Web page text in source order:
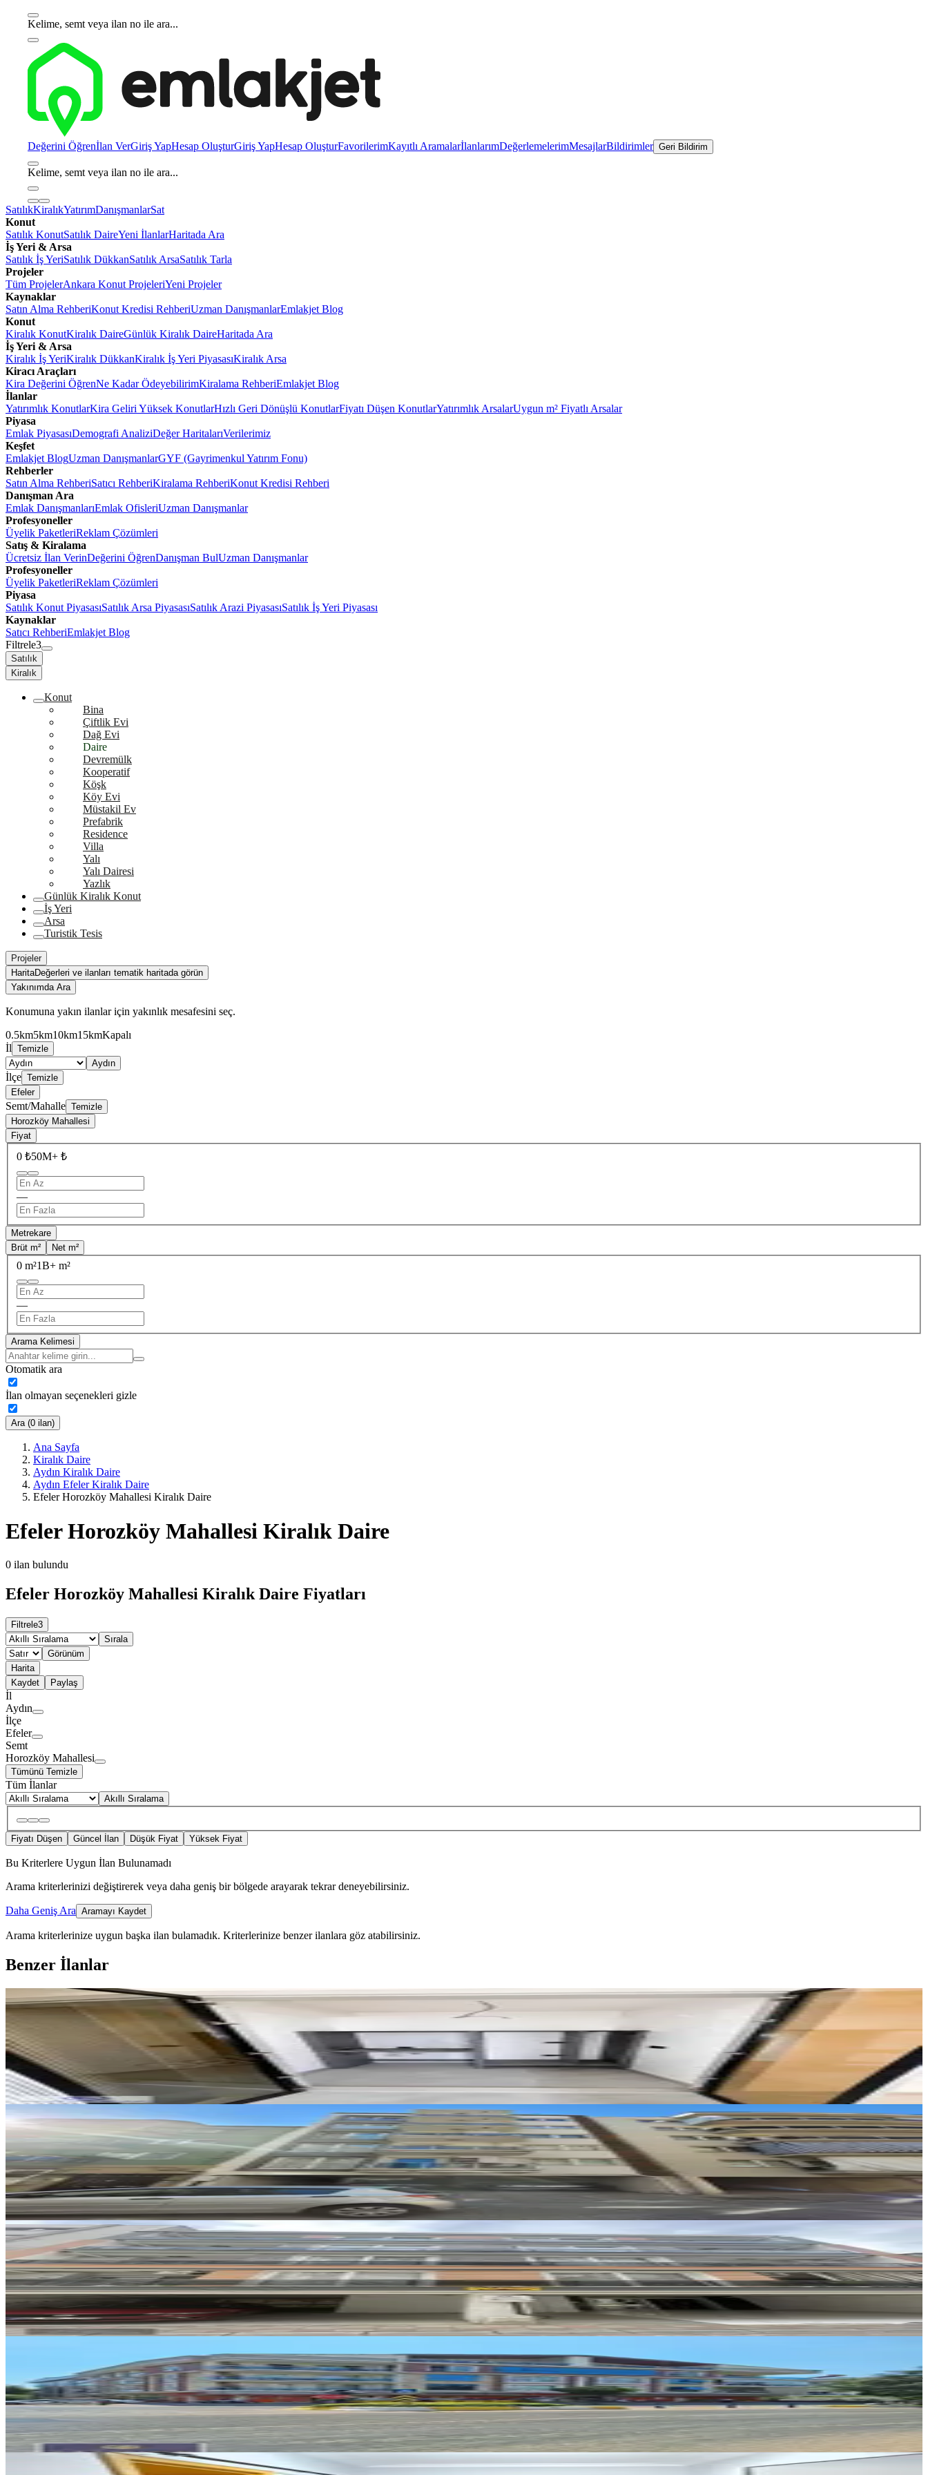
Kelime, semt veya ilan no ile ara...
Değerini Öğrenİlan VerGiriş YapHesap OluşturGiriş YapHesap OluşturFavorilerimKayıtlı AramalarİlanlarımDeğerlemelerimMesajlarBildirimler Geri Bildirim
Kelime, semt veya ilan no ile ara...
SatılıkKiralıkYatırımDanışmanlarSat
Konut
Satılık KonutSatılık DaireYeni İlanlarHaritada Ara
İş Yeri & Arsa
Satılık İş YeriSatılık DükkanSatılık ArsaSatılık Tarla
Projeler
Tüm ProjelerAnkara Konut ProjeleriYeni Projeler
Kaynaklar
Satın Alma RehberiKonut Kredisi RehberiUzman DanışmanlarEmlakjet Blog
Konut
Kiralık KonutKiralık DaireGünlük Kiralık DaireHaritada Ara
İş Yeri & Arsa
Kiralık İş YeriKiralık DükkanKiralık İş Yeri PiyasasıKiralık Arsa
Kiracı Araçları
Kira Değerini ÖğrenNe Kadar ÖdeyebilirimKiralama RehberiEmlakjet Blog
İlanlar
Yatırımlık KonutlarKira Geliri Yüksek KonutlarHızlı Geri Dönüşlü KonutlarFiyatı Düşen KonutlarYatırımlık ArsalarUygun m² Fiyatlı Arsalar
Piyasa
Emlak PiyasasıDemografi AnaliziDeğer HaritalarıVerilerimiz
Keşfet
Emlakjet BlogUzman DanışmanlarGYF (Gayrimenkul Yatırım Fonu)
Rehberler
Satın Alma RehberiSatıcı RehberiKiralama RehberiKonut Kredisi Rehberi
Danışman Ara
Emlak DanışmanlarıEmlak OfisleriUzman Danışmanlar
Profesyoneller
Üyelik PaketleriReklam Çözümleri
Satış & Kiralama
Ücretsiz İlan VerinDeğerini ÖğrenDanışman BulUzman Danışmanlar
Profesyoneller
Üyelik PaketleriReklam Çözümleri
Piyasa
Satılık Konut PiyasasıSatılık Arsa PiyasasıSatılık Arazi PiyasasıSatılık İş Yeri Piyasası
Kaynaklar
Satıcı RehberiEmlakjet Blog
Filtrele3
Satılık
Kiralık
Konut
Bina
Çiftlik Evi
Dağ Evi
Daire
Devremülk
Kooperatif
Köşk
Köy Evi
Müstakil Ev
Prefabrik
Residence
Villa
Yalı
Yalı Dairesi
Yazlık
Günlük Kiralık Konut
İş Yeri
Arsa
Turistik Tesis
Projeler
HaritaDeğerleri ve ilanları tematik haritada görün
Yakınımda Ara
Konumuna yakın ilanlar için yakınlık mesafesini seç.
0.5km5km10km15kmKapalı
İl Temizle
Aydın
İlçe Temizle
Efeler
Semt/Mahalle Temizle
Horozköy Mahallesi
Fiyat
0 ₺50M+ ₺
—
Metrekare
Brüt m²
Net m²
0 m²1B+ m²
—
Arama Kelimesi
Otomatik ara
İlan olmayan seçenekleri gizle
Ara (0 ilan)
Ana Sayfa
Kiralık Daire
Aydın Kiralık Daire
Aydın Efeler Kiralık Daire
Efeler Horozköy Mahallesi Kiralık Daire
Efeler Horozköy Mahallesi Kiralık Daire
0 ilan bulundu
Efeler Horozköy Mahallesi Kiralık Daire Fiyatları
Filtrele3
Sırala
Görünüm
Harita
Kaydet
Paylaş
İl
Aydın
İlçe
Efeler
Semt
Horozköy Mahallesi
Tümünü Temizle
Tüm İlanlar
Akıllı Sıralama
Fiyatı Düşen Güncel İlan Düşük Fiyat Yüksek Fiyat
Bu Kriterlere Uygun İlan Bulunamadı
Arama kriterlerinizi değiştirerek veya daha geniş bir bölgede arayarak tekrar deneyebilirsiniz.
Daha Geniş Ara Aramayı Kaydet
Arama kriterlerinize uygun başka ilan bulamadık. Kriterlerinize benzer ilanlara göz atabilirsiniz.
Benzer İlanlar
Zeybek Mahallesinde Kiralık Sıfır 2+1 Daireler
Efeler, Zeybek Mahallesi
103 m² ·2. Kat ·08.08.2026
40.000 ₺
Elit EmlakRecep Şekerci
YENİ
Hasan Efendi Ramazan Paşa Mahallesinde Kiralık Eşyalı 1+1 Daire
Efeler, Hasanefendi ramazan Paşa Mahallesi
1+1·60 m²·4. Kat·07.08.2026
22.000 ₺
Girgin EmlakMehmet Girgin
Ara
YENİ
Mhc'den Kiralık 2+1 Doğalgazlı
Efeler, Meşrutiyet Mahallesi
2+1·75 m²·4. Kat·07.08.2026
18.500 ₺
MHC GAYRİMENKUL
Ara
Aydın'ın Kalbi Girne Mahallesinde 300 M2 5+1kiralık Daire
Efeler, Girne Mahallesi
5+1·300 m²·Çatı Katı·07.08.2026
50.000 ₺
Gold Premium GAYRİMENKULFatma Erkacar
Ara